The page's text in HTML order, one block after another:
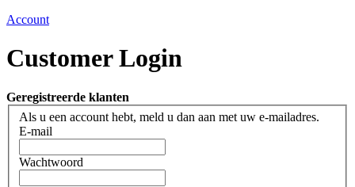
Account
Customer Login
Geregistreerde klanten
Als u een account hebt, meld u dan aan met uw e-mailadres.
E-mail
Wachtwoord